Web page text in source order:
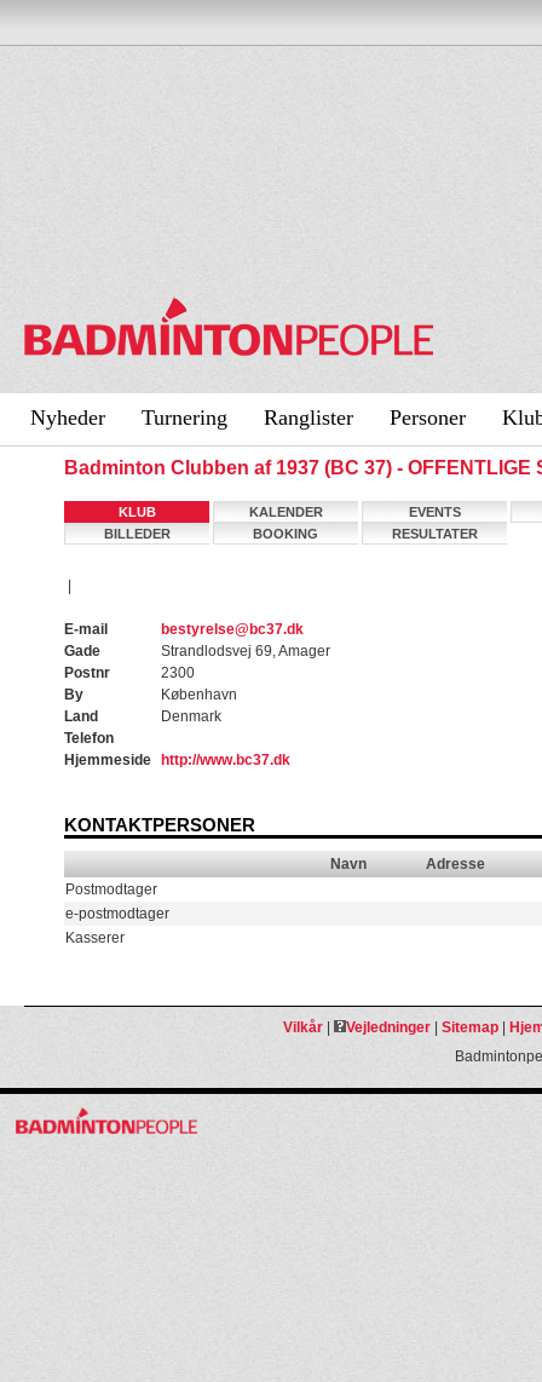
Nyheder Turnering Ranglister Personer
Badminton Clubben af 1937 (BC 37) - OFFENTLIGE
KLUB KALENDER
EVENTS
BILLEDER
BOOKING RESULTATER
E-mail
bestyrelse@bc37.dk
Gade
Strandlodsvej 69, Amager
Postnr
2300
By
København
Land
Denmark
Telefon
Hjemmeside
http://www.bc37.dk
KONTAKTPERSONER
Navn
Adresse
Postmodtager
e-postmodtager
Kasserer
Vilkår| Vejledninger| Sitemap|